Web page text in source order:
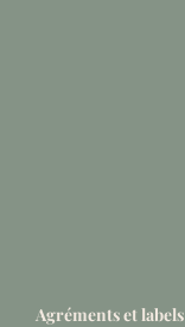
Agréments et labels